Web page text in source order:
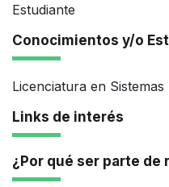
Estudiante
Conocimientos y/o
Licenciatura en
Links de interés
¿Por qué ser parte de